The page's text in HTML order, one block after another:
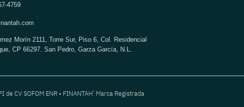
4759
Morín 2111, Torre Sur, Piso 6, Col. Residencial
CP 66297. San Pedro, Garza García, N.L.
CV SOFOM ENR • FINANTAH® Marca Registrada